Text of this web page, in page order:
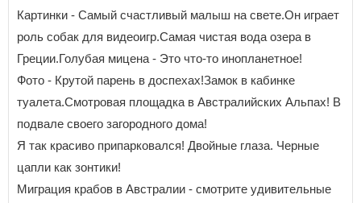
Картинки - Самый счастливый малыш на свете.Он играет
роль собак для видеоигр.Самая чистая вода озера в
Греции.Голубая мицена - Это что-то инопланетное!
Фото - Крутой парень в доспехах!Замок в кабинке
туалета.Смотровая площадка в Австралийских Альпах! В
подвале своего загородного дома!
Я так красиво припарковался! Двойные глаза. Черные
цапли как зонтики!
Миграция крабов в Австралии - смотрите удивительные